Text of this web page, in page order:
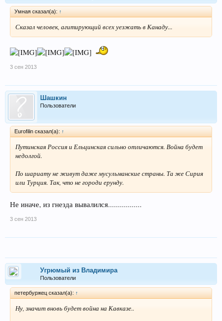
Умная сказал(а): ↑
Сказал человек, агитирующий всех уезжать в Канаду...
3 сен 2013
Шашкин
Пользователи
Eurofilin сказал(а): ↑
Путинская Россия и Ельцинская сильно отличаются. Война будет
недолгой.
По шариату не живут даже мусульманские страны. Та же Сирия
или Турция. Так, что не городи ерунду.
Не иначе, из гнезда вывалился.................
3 сен 2013
Угрюмый из Владимира
Пользователи
петербуржец сказал(а): ↑
Ну, значит вновь будет война на Кавказе..